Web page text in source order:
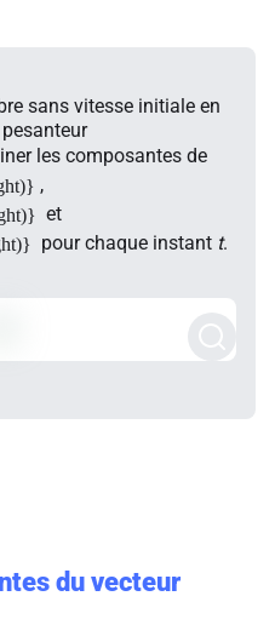
sans vitesse initiale en
les composantes de
,
et
pour chaque instant t.
du vecteur